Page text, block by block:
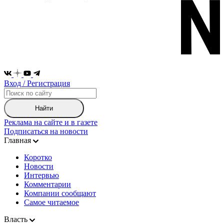
Вход / Регистрация
Найти
Реклама на сайте и в газете
Подписаться на новости
Главная
Коротко
Новости
Интервью
Комментарии
Компании сообщают
Самое читаемое
Власть